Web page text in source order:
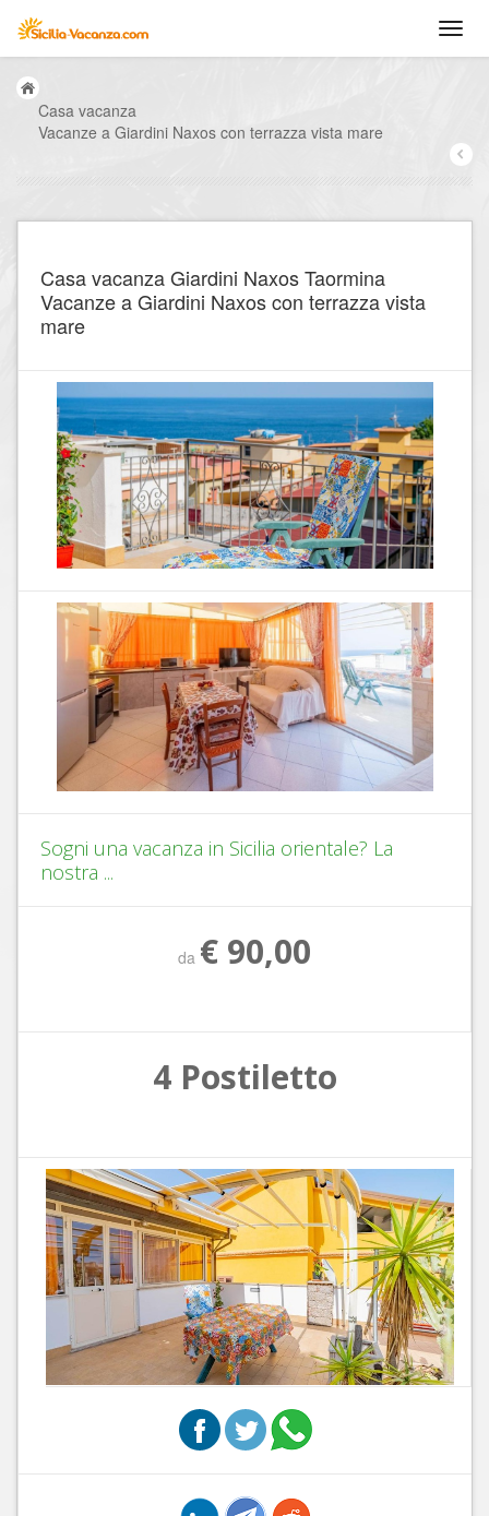
Casa vacanza
Vacanze a Giardini Naxos con terrazza vista mare
Casa vacanza Giardini Naxos Taormina
Vacanze a Giardini Naxos con terrazza vista
mare
Sogni una vacanza in Sicilia orientale? La
nostra ...
da € 90,00
4 Postiletto